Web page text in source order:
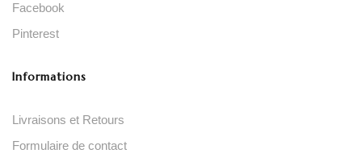
Facebook
Pinterest
Informations
Livraisons et Retours
Formulaire de contact